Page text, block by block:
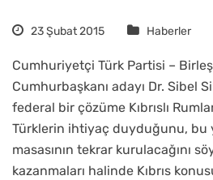
23 Şubat 2015 Haberler
Cumhuriyetçi Türk Partisi –
Cumhurbaşkanı adayı Dr. Sibel
federal bir çözüme Kıbrıslı
Türklerin ihtiyaç duyduğunu, bu
masasının tekrar kurulacağını
kazanmaları halinde Kıbrıs